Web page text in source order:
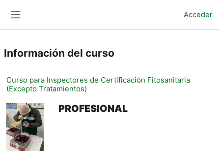
Acceder
Información del curso
Curso para Inspectores de Certificación Fitosanitaria
(Excepto Tratamientos)
PROFESIONAL